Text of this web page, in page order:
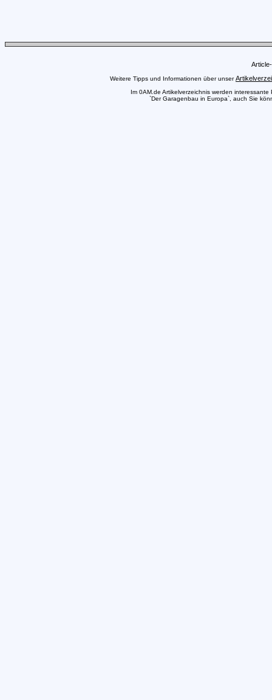
Weitere Tipps und Informationen über unser
Im 0AM.de Artikelverzeichnis werden
`Der Garagenbau in Europa`, auch Sie